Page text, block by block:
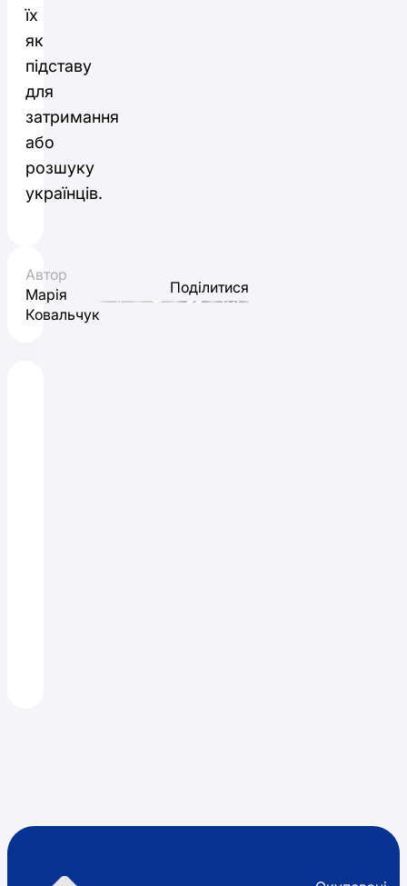
їх
як
підставу
для
затримання
або
розшуку
українців.
Автор
Марія
Ковальчук
Поділитися